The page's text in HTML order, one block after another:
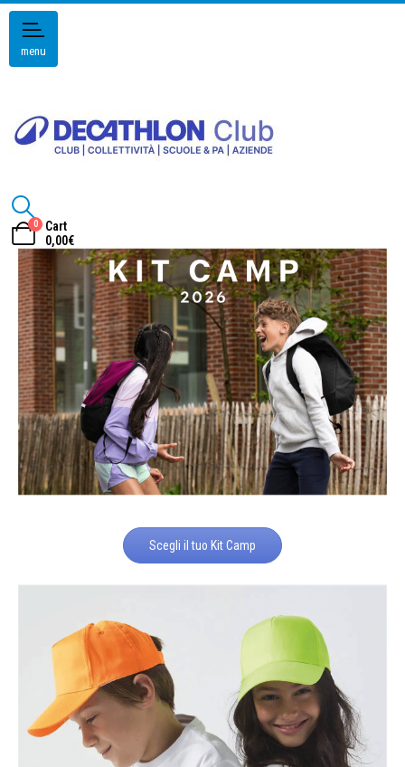
menu
0
Cart
0,00€
Scegli il tuo Kit Camp